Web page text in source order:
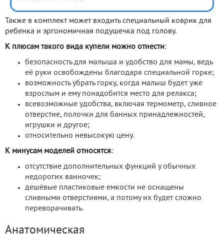
Также в комплект может входить специальный коврик для
ребенка и эргономичная подушечка под голову.
К плюсам такого вида купели можно отнести:
безопасность для малыша и удобство для мамы, ведь
её руки освобождены благодаря специальной горке;
возможность убрать горку, когда малыш будет уже
взрослым и ему понадобится место для релакса;
всевозможные удобства, включая термометр, сливное
отверстие, полочки для банных принадлежностей,
игрушки и другое;
относительно невысокую цену.
К минусам моделей относятся:
отсутствие дополнительных функций у обычных
недорогих ванночек;
дешёвые пластиковые емкости не оснащены
сливными отверстиями, а потому их будет сложно
переворачивать.
Анатомическая